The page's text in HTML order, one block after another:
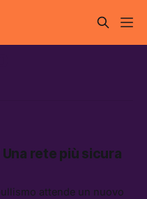
rete più sicura
attende un nuovo